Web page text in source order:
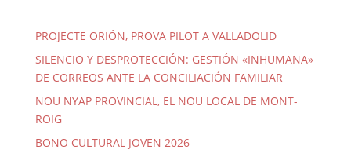
PROJECTE ORIÓN, PROVA PILOT A VALLADOLID
SILENCIO Y DESPROTECCIÓN: GESTIÓN «INHUMANA»
DE CORREOS ANTE LA CONCILIACIÓN FAMILIAR
NOU NYAP PROVINCIAL, EL NOU LOCAL DE MONT-
ROIG
BONO CULTURAL JOVEN 2026